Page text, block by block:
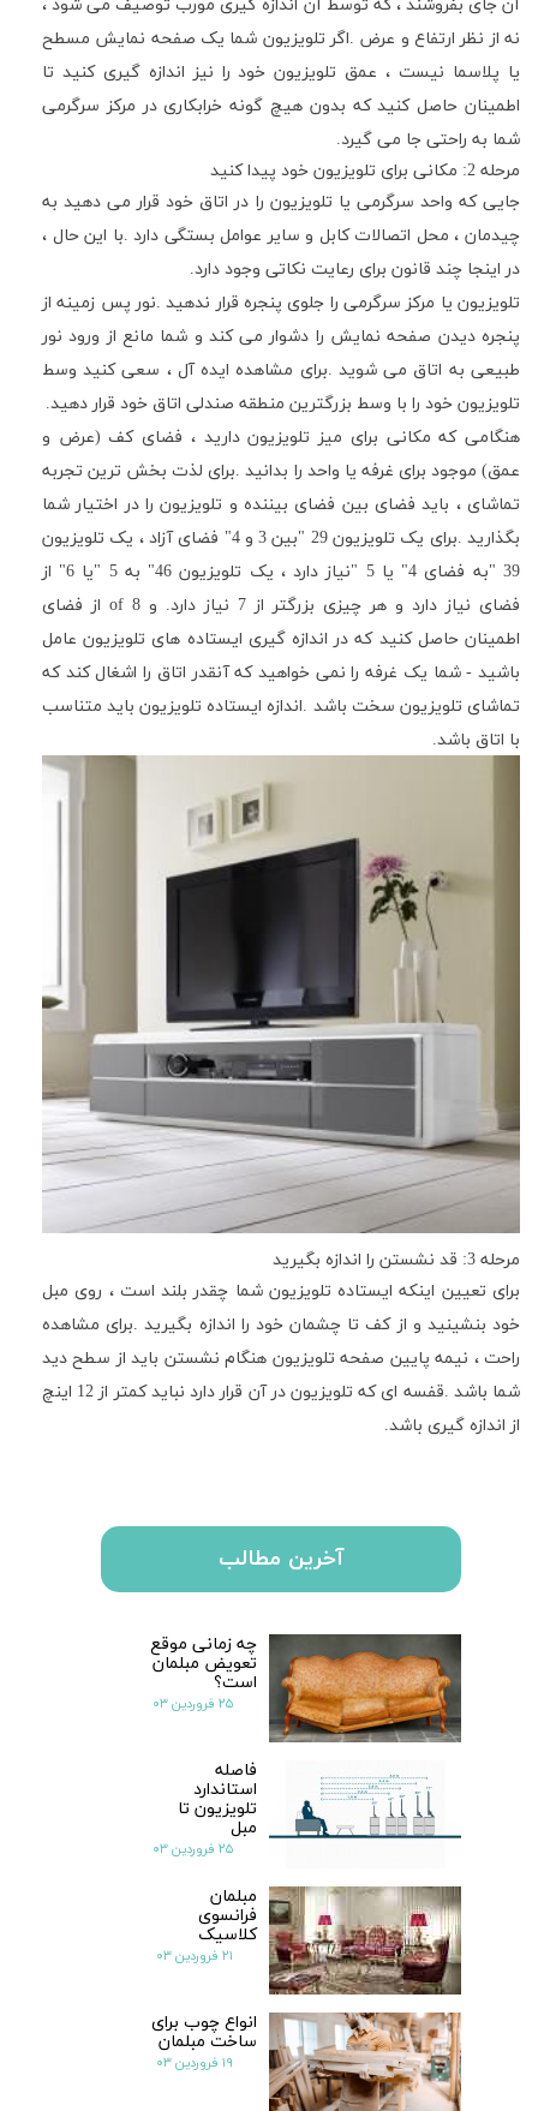
آن جای بفروشند ، که توسط آن اندازه گیری مورب توصیف می شود ،
نه از نظر ارتفاع و عرض .اگر تلویزیون شما یک صفحه نمایش مسطح
یا پلاسما نیست ، عمق تلویزیون خود را نیز اندازه گیری کنید تا
اطمینان حاصل کنید که بدون هیچ گونه خرابکاری در مرکز سرگرمی
شما به راحتی جا می گیرد.
مرحله 2: مکانی برای تلویزیون خود پیدا کنید
جایی که واحد سرگرمی یا تلویزیون را در اتاق خود قرار می دهید به
چیدمان ، محل اتصالات کابل و سایر عوامل بستگی دارد.با این حال ،
در اینجا چند قانون برای رعایت نکاتی وجود دارد.
تلویزیون یا مرکز سرگرمی را جلوی پنجره قرار ندهید.نور پس زمینه از
پنجره دیدن صفحه نمایش را دشوار می کند و شما مانع از ورود نور
طبیعی به اتاق می شوید .برای مشاهده ایده آل ، سعی کنید وسط
تلویزیون خود را با وسط بزرگترین منطقه صندلی اتاق خود قرار دهید.
هنگامی که مکانی برای میز تلویزیون دارید ، فضای کف (عرض و
عمق) موجود برای غرفه یا واحد را بدانید.برای لذت بخش ترین تجربه
تماشای ، باید فضای بین فضای بیننده و تلویزیون را در اختیار شما
بگذارید.
برای یک تلویزیون 29 "بین 3 و 4" فضای آزاد ، یک تلویزیون
39 "به فضای 4" یا 5 "نیاز دارد ، یک تلویزیون 46" به 5 "یا 6" از
فضای نیاز دارد و هر چیزی بزرگتر از 7 نیاز دارد. و 8
of از فضای
اطمینان حاصل کنید که در اندازه گیری ایستاده های تلویزیون عامل
باشید - شما یک غرفه را نمی خواهید که آنقدر اتاق را اشغال کند که
تماشای تلویزیون سخت باشد .اندازه ایستاده تلویزیون باید متناسب
با اتاق باشد.
مرحله 3: قد نشستن را اندازه بگیرید
برای تعیین اینکه ایستاده تلویزیون شما چقدر بلند است ، روی مبل
خود بنشینید و از کف تا چشمان خود را اندازه بگیرید.برای مشاهده
راحت ، نیمه پایین صفحه تلویزیون هنگام نشستن باید از سطح دید
شما باشد .
قفسه ای که تلویزیون در آن قرار دارد نباید کمتر از 12 اینچ
از اندازه گیری باشد.
آخرین مطالب
چه زمانی موقع
تعویض مبلمان
است؟
۲۵ فروردین ۰۳
فاصله
استاندارد
تلویزیون تا
مبل
۲۵ فروردین ۰۳
مبلمان
فرانسوی
کلاسیک
۲۱ فروردین ۰۳
انواع چوب برای
ساخت مبلمان
۱۹ فروردین ۰۳